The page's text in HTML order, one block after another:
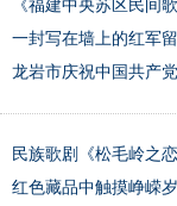
《福建中央苏区民间
一封写在墙上的红军
龙岩市庆祝中国共产
民族歌剧《松毛岭之
红色藏品中触摸峥嵘岁